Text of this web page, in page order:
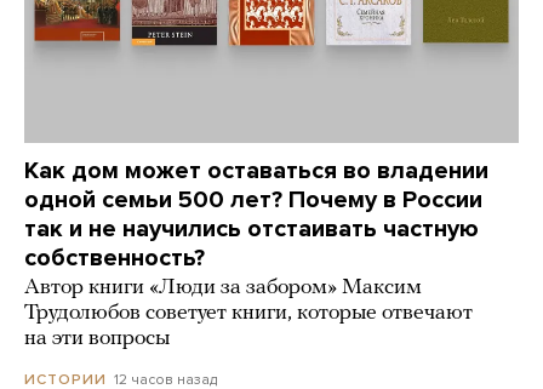
Как дом может оставаться во владении
одной семьи 500 лет? Почему в России
так и не научились отстаивать частную
собственность?
Автор книги «Люди за забором» Максим
Трудолюбов советует книги, которые отвечают
на эти вопросы
ИСТОРИИ 12 часов назад